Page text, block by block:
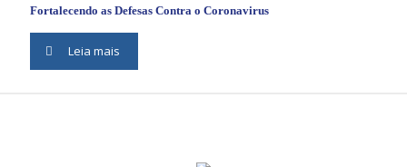
Fortalecendo as Defesas Contra o Coronavirus
Leia mais